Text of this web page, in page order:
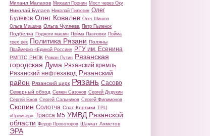
Михаил Малахов Михаил Пронин Мост через Оку
Николай Булаев Николай Пилюгин Олег
Булеков Олег Ковалев Олег Шишов
Ольга Мишина Ольга Чуляева Петр Пыленок
Подбелка Поджоги машин Пойма Павловки Пойма
трех рек Политика Рязани Поляны
Праймериз «Единой России» РГУ им. Есенина
РМПТС РНПК Роман Путин Рязанская
городская Дума Рязанский кремль
Рязанский нефтезавод Рязанский
район Рязанский цирк Рязань Сасово
Северный обход Семен Сазонов Сергей Дудукин
Сергей Ежов Сергей Сальников Сергей Филимонов
Скопин Солотча Спас-Клепики ТРЦ
«Премьер» Трасса М5 УМВД Рязанской
области Федор Провоторов Шаукат Ахметов
ЭРА